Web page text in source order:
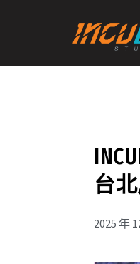
容
台
2025 年